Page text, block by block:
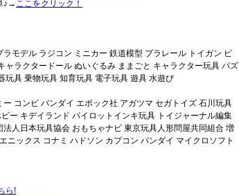
♪→ ここをクリック！
モデル ラジコン ミニカー 鉄道模型 プラレール トイガン ビ
ラクタードール ぬいぐるみ ままごと キャラクター玩具 パズ
玩具 乗物玩具 知育玩具 電子玩具 遊具 水遊び
コンビ バンダイ エポック社 アガツマ セガトイズ 石川玩具
ー キデイランド パイロットインキ玩具 トイジャーナル編集
人日本玩具協会 おもちゃナビ 東京玩具人形問屋共同組合 増
ニックス コナミ ハドソン カプコン バンダイ マイクロソフト
ら!